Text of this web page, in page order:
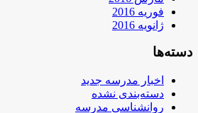
فوریه 2016
ژانویه 2016
دسته‌ها
اخبار مدرسه جدید
دسته‌بندی نشده
روانشناسی مدرسه